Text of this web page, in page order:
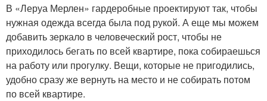
В «Леруа Мерлен» гардеробные проектируют так, чтобы
нужная одежда всегда была под рукой. А еще мы можем
добавить зеркало в человеческий рост, чтобы не
приходилось бегать по всей квартире, пока собираешься
на работу или прогулку. Вещи, которые не пригодились,
удобно сразу же вернуть на место и не собирать потом
по всей квартире.